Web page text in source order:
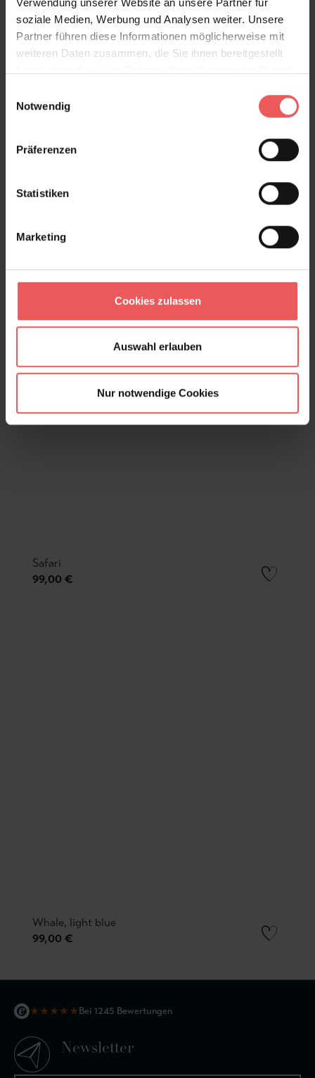
Verwendung unserer Website an unsere Partner für
soziale Medien, Werbung und Analysen weiter. Unsere
Partner führen diese Informationen möglicherweise mit
weiteren Daten zusammen, die Sie ihnen bereitgestellt
Notwendig
Präferenzen
Statistiken
Marketing
Cookies zulassen
Auswahl erlauben
Nur notwendige Cookies
Safari
99,00 €
Whale, light blue
99,00 €
★★★★★Bei 1245 Bewertungen
Newsletter